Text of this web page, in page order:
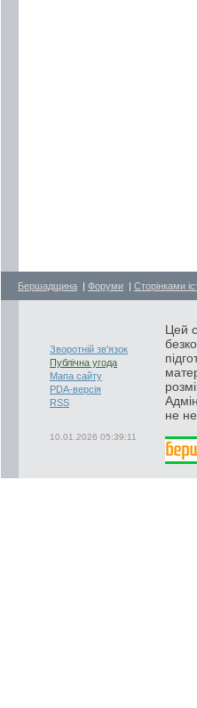
Бершадщина | Форуми | Сторінками
Зворотній зв'язок
Публічна угода
Мапа сайту
PDA-версія
RSS
10.01.2026 05:39:11
Цей
не